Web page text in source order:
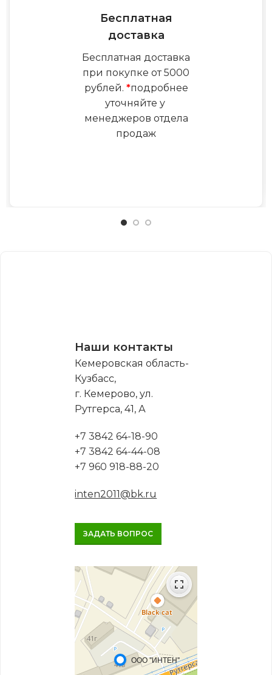
Бесплатная
доставка
Бесплатная доставка
при покупке от 5000
рублей. *подробнее
уточняйте у
менеджеров отдела
продаж
Наши контакты
Кемеровская область-
Кузбасс,
г. Кемерово, ул.
Рутгерса, 41, А
+7 3842 64-18-90
+7 3842 64-44-08
+7 960 918-88-20
inten2011@bk.ru
ЗАДАТЬ ВОПРОС